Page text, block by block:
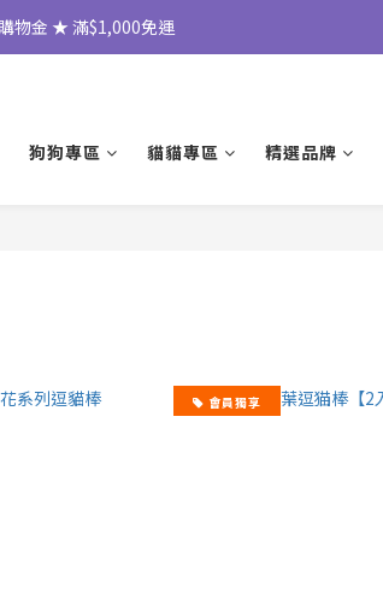
物金 ★ 滿$1,000免運
狗狗專區 貓貓專區 精選品牌
會員獨享